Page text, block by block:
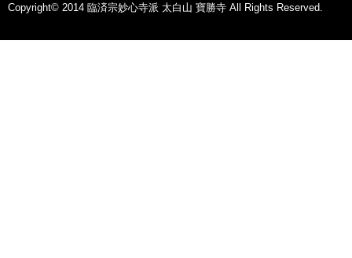
Copyright© 2014 臨済宗妙心寺派 太白山 寶勝寺 All Rights Reserved.